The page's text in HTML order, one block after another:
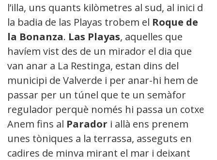
l’illa, uns quants kilòmetres al sud, al inici de
la badia de las Playas trobem el Roque de
la Bonanza. Las Playas, aquelles que
havíem vist des de un mirador el dia que
van anar a La Restinga, estan dins del
municipi de Valverde i per anar-hi hem de
passar per un túnel que te un semàfor
regulador perquè només hi passa un cotxe.
Anem fins al Parador i allà ens prenem
unes tòniques a la terrassa, asseguts en
cadires de minva mirant el mar i deixant